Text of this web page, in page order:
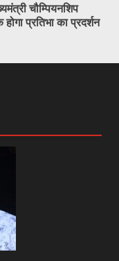
चौम्पियनशिप
प्रतिभा का प्रदर्शन